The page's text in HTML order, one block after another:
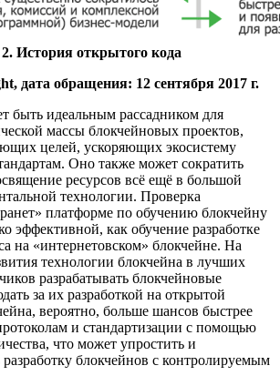
История открытого кода
дата обращения: 12 сентября 2017 г.
идеальным рассадником для
массы блокчейновых проектов,
целей, ускоряющих экосистему
Оно также может сократить
ресурсов всё ещё в большой
технологии. Проверка
платформе по обучению блокчейну
эффективной, как обучение разработке
на «интернетовском» блокчейне. На
технологии блокчейна в лучших
разрабатывать блокчейновые
за их разработкой на открытой
вероятно, больше шансов быстрее
и стандартизации с помощью
что может упростить и
разработку блокчейнов с контролируемым